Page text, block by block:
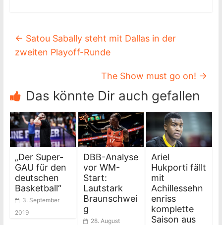
← Satou Sabally steht mit Dallas in der
zweiten Playoff-Runde
The Show must go on! →
Das könnte Dir auch gefallen
„Der Super-
GAU für den
deutschen
Basketball“
3. September
2019
DBB-Analyse
vor WM-
Start:
Lautstark
Braunschwei
g
28. August
Ariel
Hukporti fällt
mit
Achillessehn
enriss
komplette
Saison aus